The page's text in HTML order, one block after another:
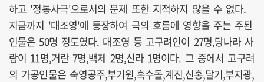
하고 '정통사극'으로서의 문제 또한 지적하지 않을 수 없다.
지금까지 '대조영'에 등장하여 극의 흐름에 영향을 주는 주된
인물은 50명 정도였다. 대조영 등 고구려인이 27명,당나라 사
람이 11명,거란 7명,백제 2명,신라 1명이다. 그 중에서 고구려
의 가공인물은 숙영공주,부기원,흑수돌,계진,신홍,달기,부지광,